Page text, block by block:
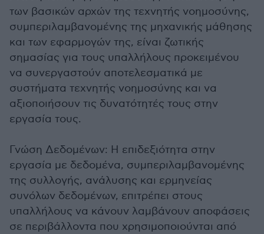
των βασικών αρχών της τεχνητής νοημοσύνης,
συμπεριλαμβανομένης της μηχανικής μάθησης
και των εφαρμογών της, είναι ζωτικής
σημασίας για τους υπαλλήλους προκειμένου
να συνεργαστούν αποτελεσματικά με
συστήματα τεχνητής νοημοσύνης και να
αξιοποιήσουν τις δυνατότητές τους στην
εργασία τους.
Γνώση Δεδομένων: Η επιδεξιότητα στην
εργασία με δεδομένα, συμπεριλαμβανομένης
της συλλογής, ανάλυσης και ερμηνείας
συνόλων δεδομένων, επιτρέπει στους
υπαλλήλους να κάνουν λαμβάνουν αποφάσεις
σε περιβάλλοντα που χρησιμοποιούνται από